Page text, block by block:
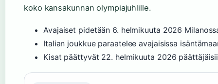
koko kansakunnan olympiajuhlille.
Avajaiset pidetään 6. helmikuuta 2026
Italian joukkue paraatelee avajaisissa
Kisat päättyvät 22. helmikuuta 2026